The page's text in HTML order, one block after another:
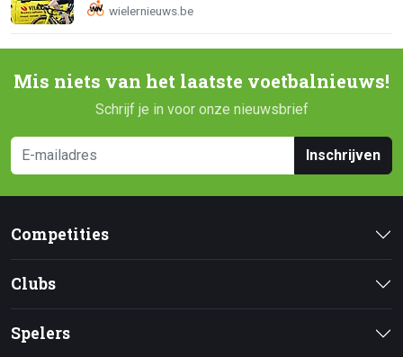
Mis niets van het laatste voetbalnieuws!
Schrijf je in voor onze nieuwsbrief
Inschrijven
Competities
Clubs
Spelers